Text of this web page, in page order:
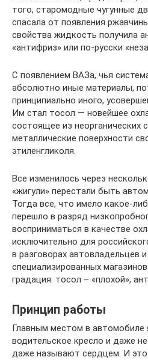
того, старомодные чугунные
спасала от появления
свойства жидкость получила
«антифриз» или по-русски
С появлением ВАЗа, чья
абсолютно иные материалы,
принципиально иного,
Им стал тосол — новейшее
состоящее из неорганических
металлические поверхности
этиленгликоля.
Все изменилось через
«жигули» перестали быть
Тогда все, что имело какое-
перешло в разряд
восприниматься в качестве
исключительно для
в разговорах автовладельцев
специализированных
градация: тосол – «плохой»,
Принцип работы
Главным местом в автомобиле
водительское кресло и даже не
даже называют сердцем. И это